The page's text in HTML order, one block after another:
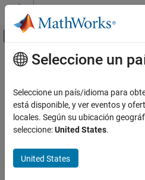
Saltar al contenido
Mostrar/ocultar
Ver por: Categoría
Using MATLAB
MATLAB
Using Simulink
Contenido principal
SimBiology
Bug Reports | Bug Fixes
| Release Range:to
Starting Release
toEnding Release
Seleccione un
Seleccione un país/idioma para
está disponible, y ver eventos y
locales. Según su ubicación
seleccione:United States.
United States